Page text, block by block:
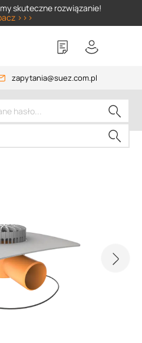
skuteczne rozwiązanie!
>>>
zapytania@suez.com.pl